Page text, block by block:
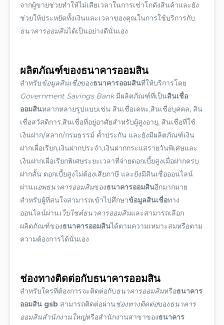
จากผู้ขายช่วยทำให้ไม่เสียเวลาในการเช่าโกดังสินค้าและยัง
ช่วยให้ประหยัดทั้งเงินและเวลาของคุณในการใช้บริการกับ
ธนาคารออมสินได้เป็นอย่างดีนั่นเอง
ผลิตภัณฑ์ของธนาคารออมสิน
สำหรับข้อมูลสินเชื่อของธนาคารออมสินที่ให้บริการโดย
Government Savings Bankมีผลิตภัณฑ์ที่เป็นสินเชื่อ
ออมสินหลากหลายรูปแบบเช่น สินเชื่อเคหะ,สินเชื่อบุคคล, สิน
เชื่อสวัสดิการ,สินเชื่อที่อยู่อาศัยสำหรับผู้สูงอายุ, สินเชื่อที่ใช้
เงินฝาก/สลาก/กรมธรรม์ ค้ำประกัน และยังมีผลิตภัณฑ์เงิน
ฝากเผื่อเรียก,เงินฝากประจำ,เงินฝากกระแสรายวันพิเศษและ
เงินฝากเผื่อเรียกพิเศษระยะเวลาที่จ่ายดอกเบี้ยสูงเมื่อฝากครบ
ฝากสั้น ดอกเบี้ยสูงไม่ต้องเสียภาษี และยังมีสินเชื่อออนไลน์
ผ่านแอพธนาคารออมสินของธนาคารออมสินอีกมากมาย
สำหรับผู้ที่สนใจสามารถเข้าไปศึกษาข้อมูลสินเชื่อทาง
ออนไลน์ผ่านเว็บไซต์ธนาคารออมสินและสามารถเลือก
ผลิตภัณฑ์ของธนาคารออมสินได้ตามความเหมาะสมหรือตาม
ความต้องการได้นั่นเอง
ช่องทางติดต่อกับธนาคารออมสิน
สำหรับใครที่ต้องการจะติดต่อกับธนาคารออมสินหรือธนาคาร
ออมสิน gsb สามารถติดต่อผ่านช่องทางติดต่อของธนาคาร
ออมสินสำนักงานใหญ่หรือสำนักงานสาขาของธนาคาร